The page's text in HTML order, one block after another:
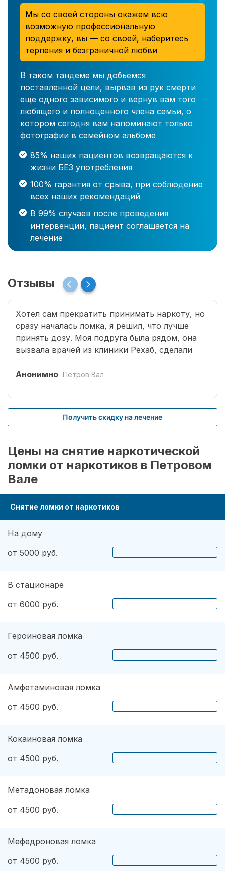
Мы со своей стороны окажем всю
возможную профессиональную
поддержку, вы — со своей, наберитесь
терпения и безграничной любви
В таком тандеме мы добьемся
поставленной цели, вырвав из рук смерти
еще одного зависимого и вернув вам того
любящего и полноценного члена семьи, о
котором сегодня вам напоминают только
фотографии в семейном альбоме
85% наших пациентов возвращаются к
жизни БЕЗ употребления
100% гарантия от срыва, при соблюдение
всех наших рекомендаций
В 99% случаев после проведения
интервенции, пациент соглашается на
лечение
Отзывы
Хотел сам прекратить принимать наркоту, но
сразу началась ломка, я решил, что лучше
принять дозу. Моя подруга была рядом, она
вызвала врачей из клиники Рехаб, сделали
что надо там пролечиться основательно.
Анонимно Петров Вал
Получить скидку на лечение
Цены на снятие наркотической
ломки от наркотиков в Петровом
Вале
Снятие ломки от наркотиков
На дому
от 5000 руб.
В стационаре
от 6000 руб.
Героиновая ломка
от 4500 руб.
Амфетаминовая ломка
от 4500 руб.
Кокаиновая ломка
от 4500 руб.
Метадоновая ломка
от 4500 руб.
Мефедроновая ломка
от 4500 руб.